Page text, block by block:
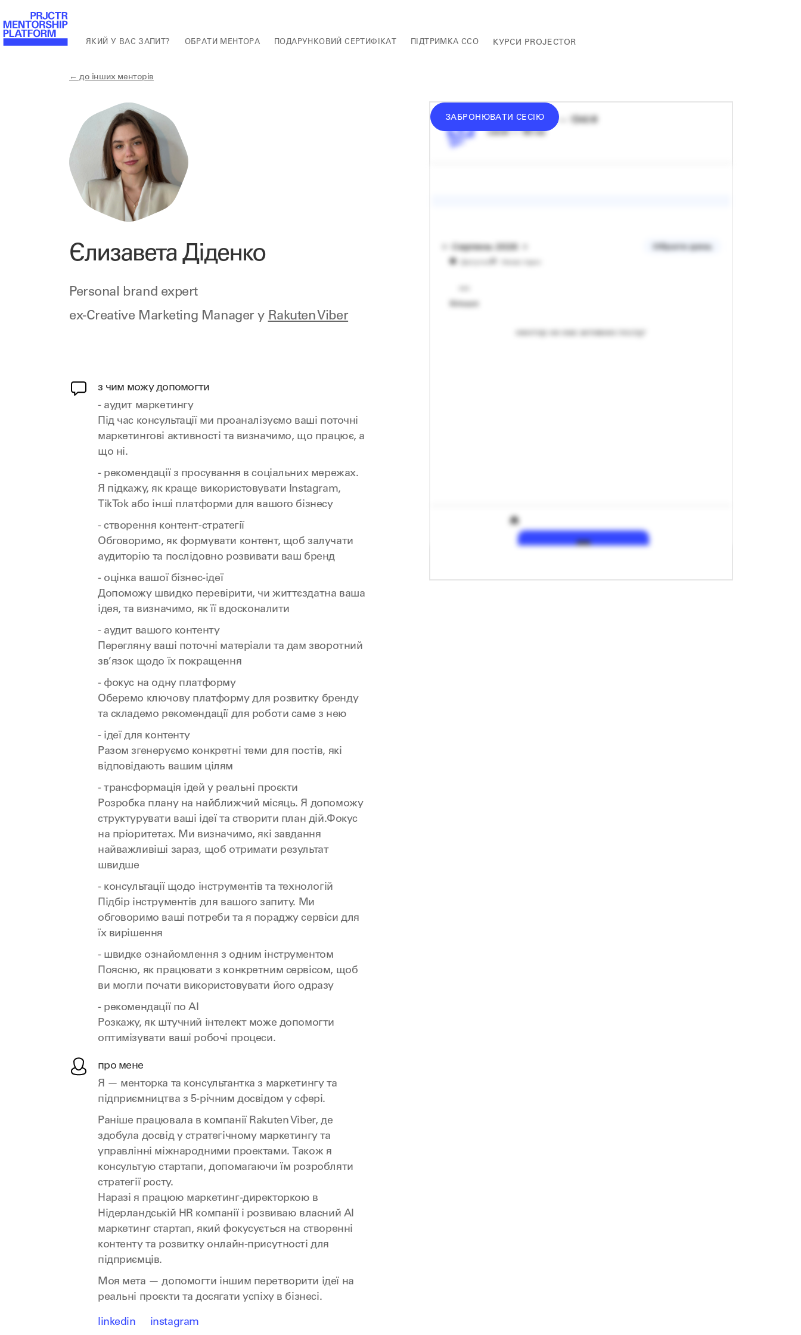
ЯКИЙ У ВАС ЗАПИТ? ОБРАТИ МЕНТОРА ПОДАРУНКОВИЙ СЕРТИФІКАТ ПІДТРИМКА ССО КУРСИ PROJECTOR
← до інших менторів
Єлизавета Діденко
Personal brand expert
ex-Creative Marketing Manager у Rakuten Viber
з чим можу допомогти
- аудит маркетингу
Під час консультації ми проаналізуємо ваші поточні
маркетингові активності та визначимо, що працює, а
що ні.
- рекомендації з просування в соціальних мережах.
Я підкажу, як краще використовувати Instagram,
TikTok або інші платформи для вашого бізнесу
- створення контент-стратегії
Обговоримо, як формувати контент, щоб залучати
аудиторію та послідовно розвивати ваш бренд
- оцінка вашої бізнес-ідеї
Допоможу швидко перевірити, чи життєздатна ваша
ідея, та визначимо, як її вдосконалити
- аудит вашого контенту
Перегляну ваші поточні матеріали та дам зворотний
зв’язок щодо їх покращення
- фокус на одну платформу
Оберемо ключову платформу для розвитку бренду
та складемо рекомендації для роботи саме з нею
- ідеї для контенту
Разом згенеруємо конкретні теми для постів, які
відповідають вашим цілям
- трансформація ідей у реальні проєкти
Розробка плану на найближчий місяць. Я допоможу
структурувати ваші ідеї та створити план дій.Фокус
на пріоритетах. Ми визначимо, які завдання
найважливіші зараз, щоб отримати результат
швидше
- консультації щодо інструментів та технологій
Підбір інструментів для вашого запиту. Ми
обговоримо ваші потреби та я пораджу сервіси для
їх вирішення
- швидке ознайомлення з одним інструментом
Поясню, як працювати з конкретним сервісом, щоб
ви могли почати використовувати його одразу
- рекомендації по AI
Розкажу, як штучний інтелект може допомогти
оптимізувати ваші робочі процеси.
про мене
Я — менторка та консультантка з маркетингу та
підприємництва з 5-річним досвідом у сфері.
Раніше працювала в компанії Rakuten Viber, де
здобула досвід у стратегічному маркетингу та
управлінні міжнародними проектами. Також я
консультую стартапи, допомагаючи їм розробляти
стратегії росту.
Наразі я працюю маркетинг-директоркою в
Нідерландській HR компанії і розвиваю власний AI
маркетинг стартап, який фокусується на створенні
контенту та розвитку онлайн-присутності для
підприємців.
Моя мета — допомогти іншим перетворити ідеї на
реальні проєкти та досягати успіху в бізнесі.
linkedin instagram
ЗАБРОНЮВАТИ СЕСІЮ
середній донат — 1340 ₴
сесія — 60 хв